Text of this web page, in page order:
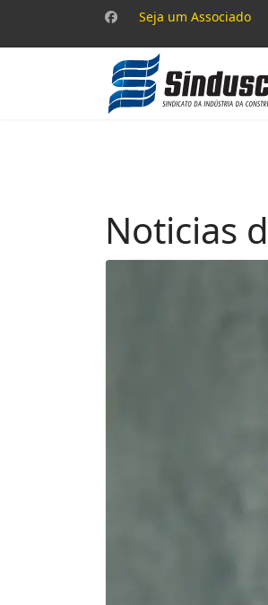
Seja um Associado
Noticias